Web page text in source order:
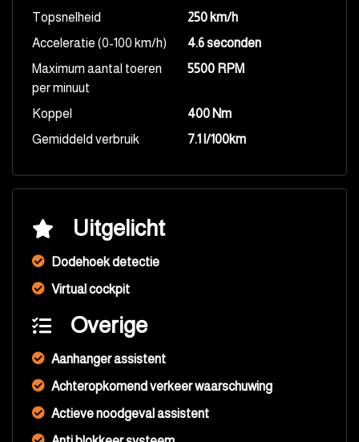
Topsnelheid
250 km/h
Acceleratie (0-100 km/h)
4.6 seconden
Maximum aantal toeren
per minuut
5500 RPM
Koppel
400 Nm
Gemiddeld verbruik
7.1 l/100km
Uitgelicht
Dodehoek detectie
Virtual cockpit
Overige
Aanhanger assistent
Achteropkomend verkeer waarschuwing
Actieve noodgeval assistent